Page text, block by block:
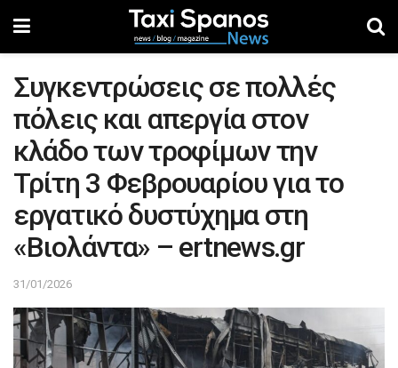
Συγκεντρώσεις σε πολλές
πόλεις και απεργία στον
κλάδο των τροφίμων την
Τρίτη 3 Φεβρουαρίου για το
εργατικό δυστύχημα στη
«Βιολάντα» – ertnews.gr
31/01/2026